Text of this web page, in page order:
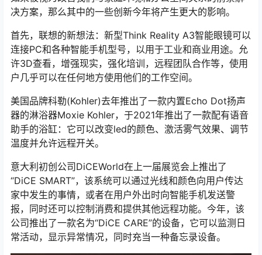
决方案，那么其中的一些创新今年将产生更大的影响。
首先，联想的新想法：新型Think Reality A3智能眼镜可以
连接PC和各种智能手机型号，以用于工业和商业用途。允
许3D查看，增强现实，强化培训，远程团队合作等，使用
户几乎可以在任何地方使用他们的工作空间。
美国品牌科勒(Kohler)去年推出了一款内置Echo Dot扬声
器的淋浴器Moxie Kohler，于2021年推出了一款配有语音
助手的浴缸：它可以改变led的颜色、激活雾气效果、调节
温度并允许远程开关。
意大利初创公司DiCEWorld在上一届展览会上推出了
“DiCE SMART”，该系统可以通过光线和颜色向用户传达
家中发生的事情，或者在用户外出时向智能手机发送警
报，同时还可以控制消费和提供其他远程功能。今年，该
公司推出了一款名为“DiCE CARE”的设备，它可以监测日
常活动，显示异常情况，同时充当一种备忘录设备。